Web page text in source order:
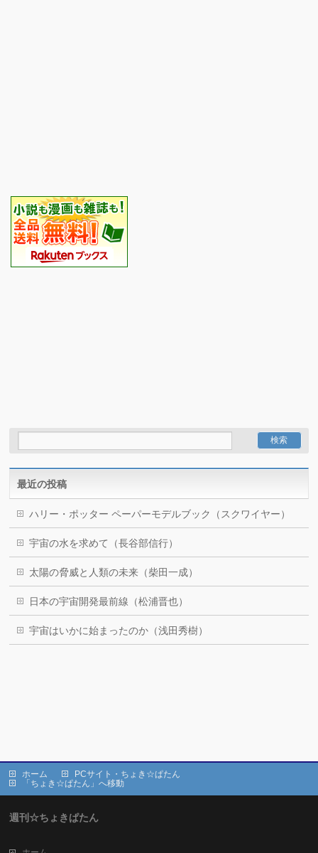
最近の投稿
ハリー・ポッター ペーパーモデルブック（スクワイヤー）
宇宙の水を求めて（長谷部信行）
太陽の脅威と人類の未来（柴田一成）
日本の宇宙開発最前線（松浦晋也）
宇宙はいかに始まったのか（浅田秀樹）
ホーム
PCサイト・ちょき☆ぱたん
「ちょき☆ぱたん」へ移動
週刊☆ちょきぱたん